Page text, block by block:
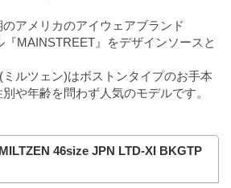
アメリカのアイウェアブランド
『MAINSTREET』をデザインソースと
ルツェン)はボストンタイプのお手本
や年齢を問わず人気のモデルです。
46size JPN LTD-XI BKGTP